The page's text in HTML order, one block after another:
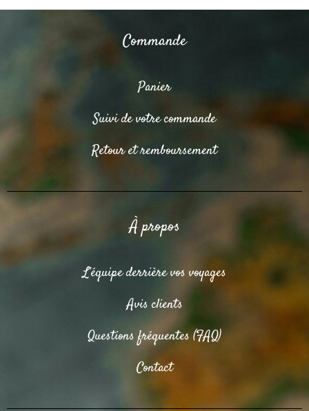
Commande
Panier
Suivi de votre commande
Retour et remboursement
À propos
L’équipe derrière vos voyages
Avis clients
Questions fréquentes (FAQ)
Contact